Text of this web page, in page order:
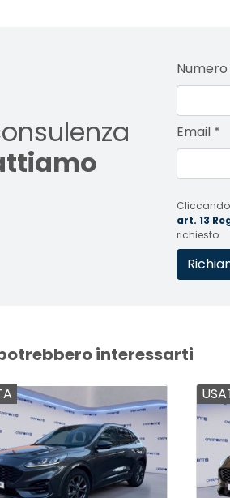
Email *
Cliccando
art. 13
richiesto.
interessarti